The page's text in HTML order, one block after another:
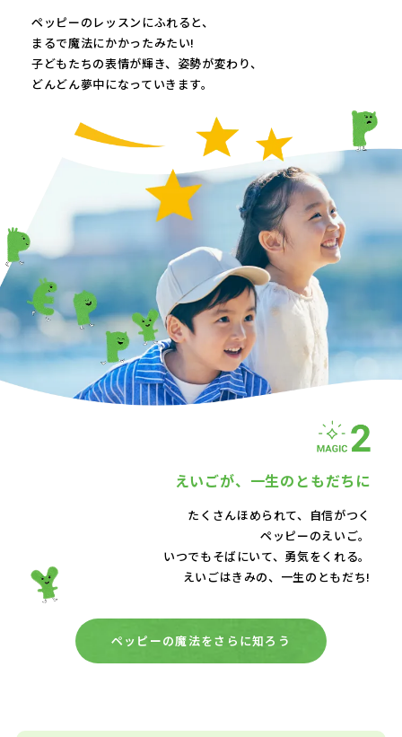
ペッピーのレッスンにふれると、
まるで魔法にかかったみたい!
子どもたちの表情が輝き、 姿勢が変わり、
どんどん夢中になっていきます。
えいごが、 一生のともだちに
たくさんほめられて、自信がつく
ペッピーのえいご。
いつでもそばにいて、 勇気をくれる。
えいごはきみの、一生のともだち!
ペッピーの魔法をさらに知ろう